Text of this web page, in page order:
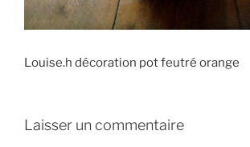
Louise.h décoration pot feutré orange
Laisser un commentaire